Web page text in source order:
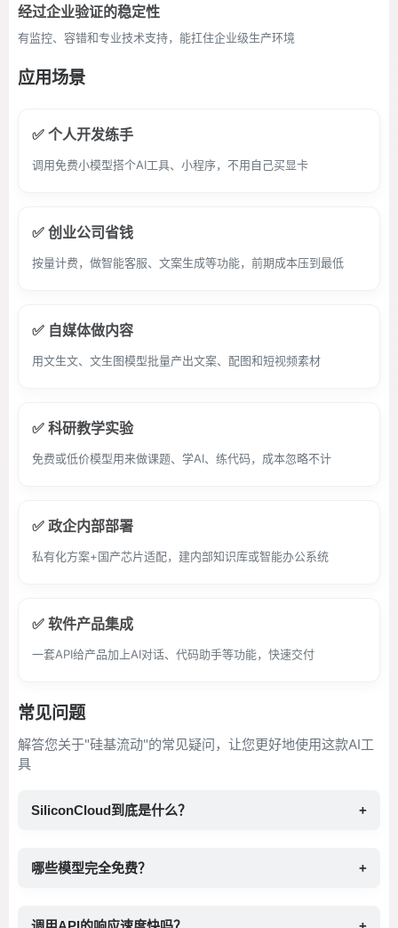
经过企业验证的稳定性
有监控、容错和专业技术支持，能扛住企业级生产环境
应用场景
✅ 个人开发练手
调用免费小模型搭个AI工具、小程序，不用自己买显卡
✅ 创业公司省钱
按量计费，做智能客服、文案生成等功能，前期成本压到最低
✅ 自媒体做内容
用文生文、文生图模型批量产出文案、配图和短视频素材
✅ 科研教学实验
免费或低价模型用来做课题、学AI、练代码，成本忽略不计
✅ 政企内部部署
私有化方案+国产芯片适配，建内部知识库或智能办公系统
✅ 软件产品集成
一套API给产品加上AI对话、代码助手等功能，快速交付
常见问题
解答您关于"硅基流动"的常见疑问，让您更好地使用这款AI工
具
SiliconCloud到底是什么？ +
哪些模型完全免费？ +